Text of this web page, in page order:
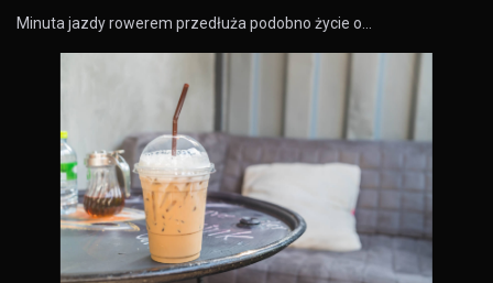
Minuta jazdy rowerem przedłuża podobno życie o…